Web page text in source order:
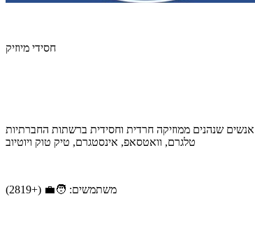
חסידי מיוזיק
טלגרם, וואטסאפ, אינסטגרם, טיק טוק ויוטיוב
משתמשים: 🧑‍💼 (+2819)